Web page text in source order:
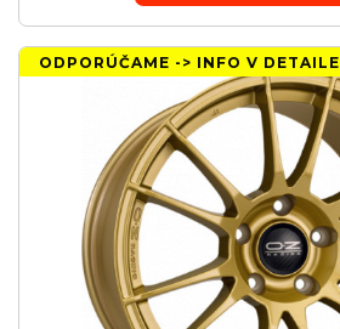
ODPORÚČAME -> INFO V DETAILE